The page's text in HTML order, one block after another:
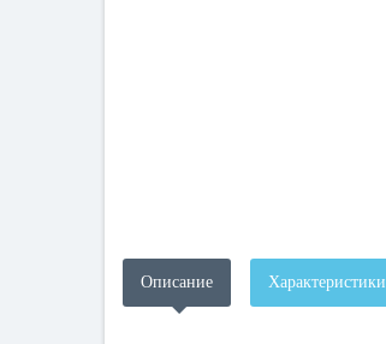
Описание Характеристики